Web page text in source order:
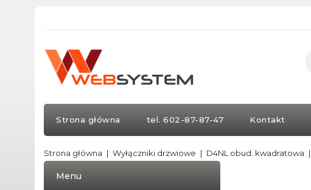
Strona główna tel. 602-87-87-47 Kontakt
Strona główna Wyłączniki drzwiowe D4NL obud. kwadratowa
Menu